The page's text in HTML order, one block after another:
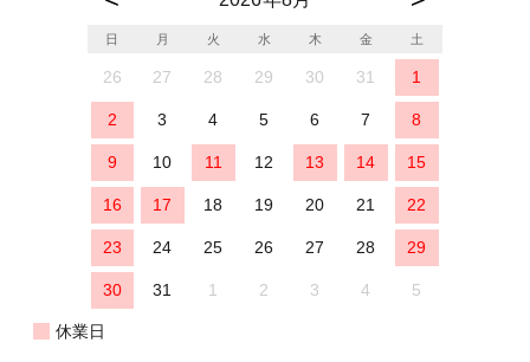
日 月 火 水 木 金 土
26 27 28 29 30 31 1
2 3 4 5 6 7 8
9 10 11 12 13 14 15
16 17 18 19 20 21 22
23 24 25 26 27 28 29
30 31 1 2 3 4 5
休業日